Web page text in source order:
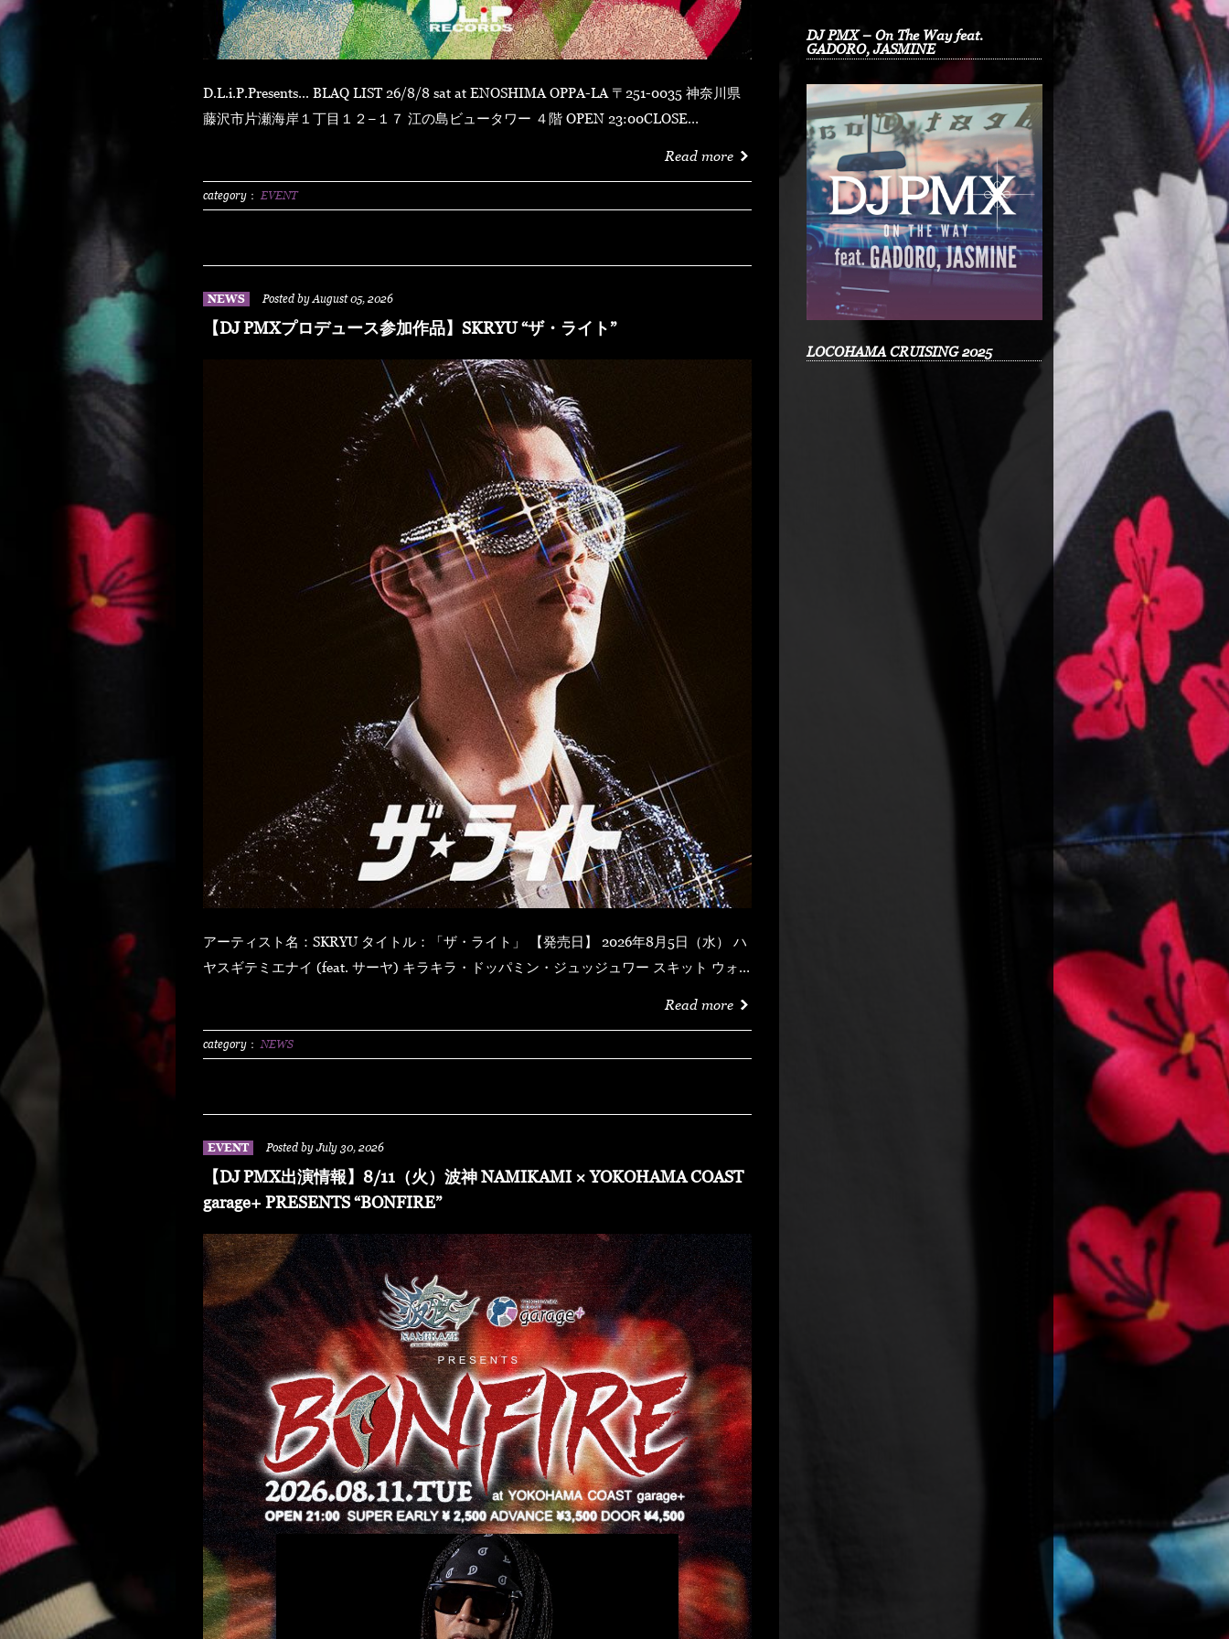
D.L.i.P.Presents... BLAQ LIST 26/8/8 sat at ENOSHIMA OPPA-LA 〒251-0035 神奈川県
藤沢市片瀬海岸１丁目１２−１７ 江の島ビュータワー ４階 OPEN 23:00CLOSE
BUNTAR-MANLEXKILLAHSHARKHEDMAO & MAGOODZ
Read more
category： EVENT
NEWS Posted by August 05, 2026
【DJ PMXプロデュース参加作品】SKRYU “ザ・ライト”
アーティスト名：SKRYU タイトル：「ザ・ライト」 【発売日】 2026年8月5日（水） ハ
ヤスギテミエナイ (feat. サーヤ) キラキラ・ドッパミン・ジュッジュワー スキット ウォ
ブン・バック
Read more
category： NEWS
EVENT Posted by July 30, 2026
【DJ PMX出演情報】8/11（火）波神 NAMIKAMI × YOKOHAMA COAST
garage+ PRESENTS “BONFIRE”
DJ PMX – On The Way feat.
GADORO, JASMINE
LOCOHAMA CRUISING 2025